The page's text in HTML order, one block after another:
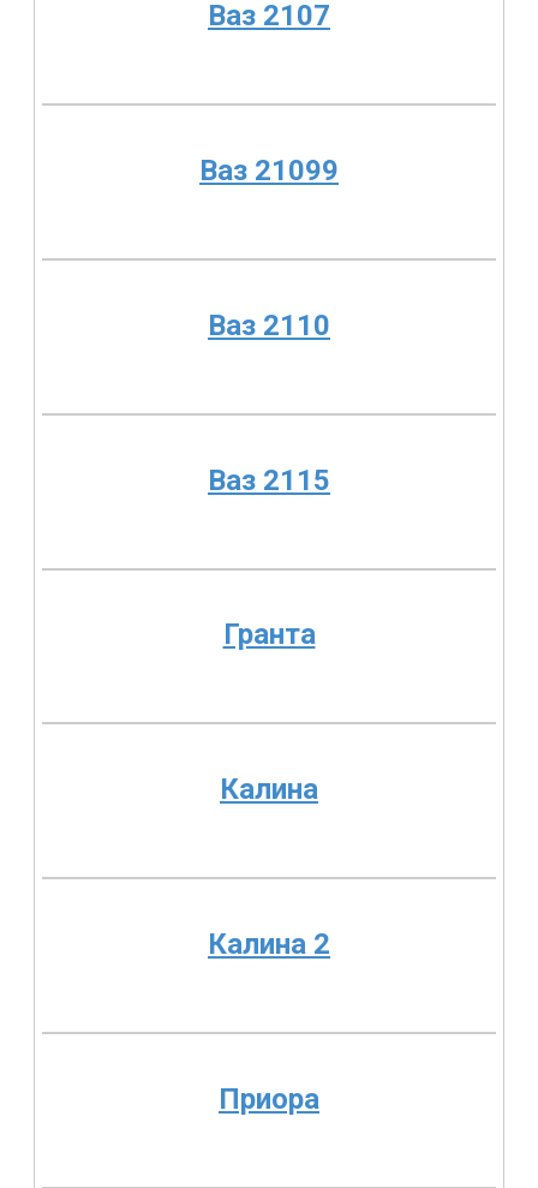
Ваз 2107
Ваз 21099
Ваз 2110
Ваз 2115
Гранта
Калина
Калина 2
Приора